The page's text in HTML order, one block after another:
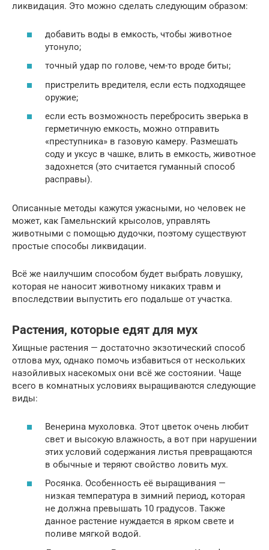
ликвидация. Это можно сделать следующим образом:
добавить воды в емкость, чтобы животное
утонуло;
точный удар по голове, чем-то вроде биты;
пристрелить вредителя, если есть подходящее
оружие;
если есть возможность перебросить зверька в
герметичную емкость, можно отправить
«преступника» в газовую камеру. Размешать
соду и уксус в чашке, влить в емкость, животное
задохнется (это считается гуманный способ
расправы).
Описанные методы кажутся ужасными, но человек не
может, как Гамельнский крысолов, управлять
животными с помощью дудочки, поэтому существуют
простые способы ликвидации.
Всё же наилучшим способом будет выбрать ловушку,
которая не наносит животному никаких травм и
впоследствии выпустить его подальше от участка.
Растения, которые едят для мух
Хищные растения — достаточно экзотический способ
отлова мух, однако помочь избавиться от нескольких
назойливых насекомых они всё же состоянии. Чаще
всего в комнатных условиях выращиваются следующие
виды:
Венерина мухоловка. Этот цветок очень любит
свет и высокую влажность, а вот при нарушении
этих условий содержания листья превращаются
в обычные и теряют свойство ловить мух.
Росянка. Особенность её выращивания —
низкая температура в зимний период, которая
не должна превышать 10 градусов. Также
данное растение нуждается в ярком свете и
поливе мягкой водой.